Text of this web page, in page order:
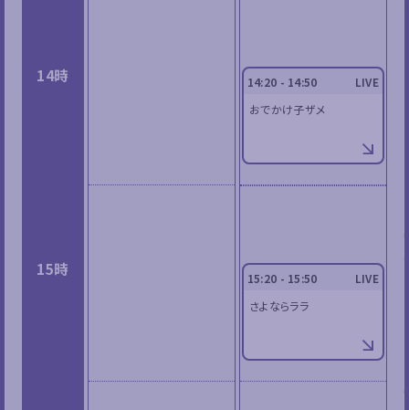
14時
15時
14:20 - 14:50
LIVE
おでかけ子ザメ
15:20 - 15:50
LIVE
さよならララ